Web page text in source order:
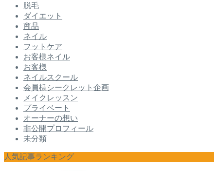
脱毛
ダイエット
商品
ネイル
フットケア
お客様ネイル
お客様
ネイルスクール
会員様シークレット企画
メイクレッスン
プライベート
オーナーの想い
非公開プロフィール
未分類
人気記事ランキング